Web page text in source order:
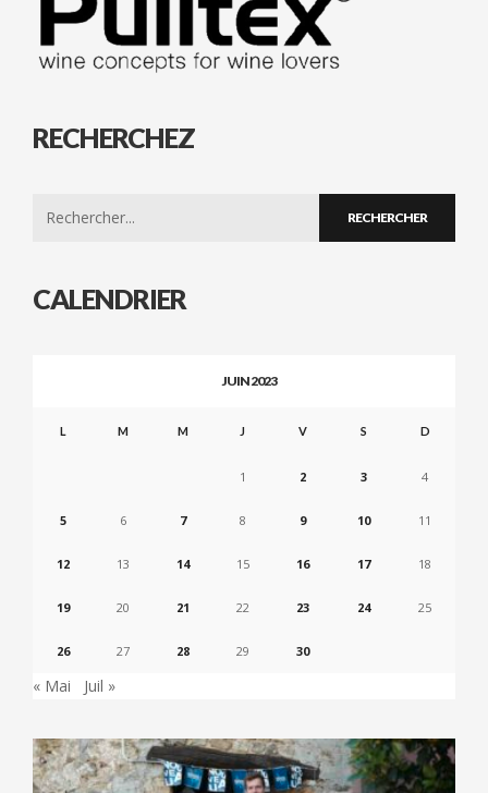
RECHERCHEZ
CALENDRIER
JUIN 2023
L M M J V S D
1 2 3 4
5 6 7 8 9 10 11
12 13 14 15 16 17 18
19 20 21 22 23 24 25
26 27 28 29 30
« Mai Juil »